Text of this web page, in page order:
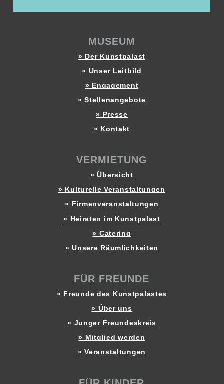
MUSEUM
» Der Kunstpalast
» Unser Leitbild
» Engagement
» Stellenangebote
» Presse
» Kontakt
VERMIETUNG
» Übersicht
» Kulturelle Veranstaltungen
» Firmenveranstaltungen
» Heiraten im Kunstpalast
» Catering
» Unsere Räumlichkeiten
FÜR FREUNDE
» Freunde des Kunstpalastes
» Über uns
» Junger Freundeskreis
» Mitglied werden
» Veranstaltungen